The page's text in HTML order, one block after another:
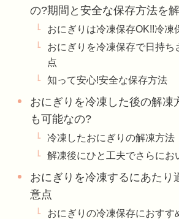
の?期間と安全な保存方法を
おにぎりは冷凍保存OK!!冷凍
おにぎりを冷凍保存で日持ち
点
知って安心!安全な保存方法
おにぎりを冷凍した後の解凍
も可能なの?
冷凍したおにぎりの解凍方法
解凍後にひと工夫でさらにお
おにぎりを冷凍するにあたり
意点
おにぎりの冷凍保存におすす